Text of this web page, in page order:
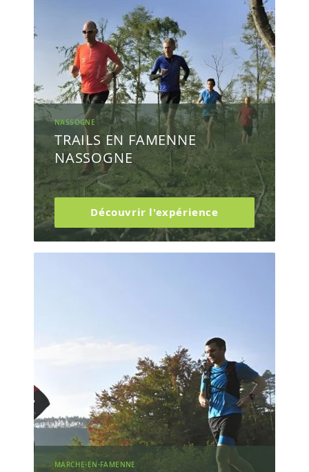
NASSOGNE
TRAILS EN FAMENNE
NASSOGNE
Découvrir l'expérience
MARCHE-EN-FAMENNE